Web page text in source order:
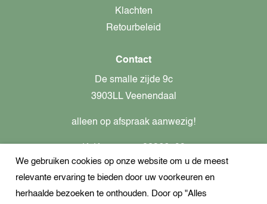
Klachten
Retourbeleid
Contact
De smalle zijde 9c
3903LL Veenendaal
alleen op afspraak aanwezig!
Btw-nummer: nl862437301B01
+31621944547
We gebruiken cookies op onze website om u de meest
relevante ervaring te bieden door uw voorkeuren en
herhaalde bezoeken te onthouden. Door op "Alles